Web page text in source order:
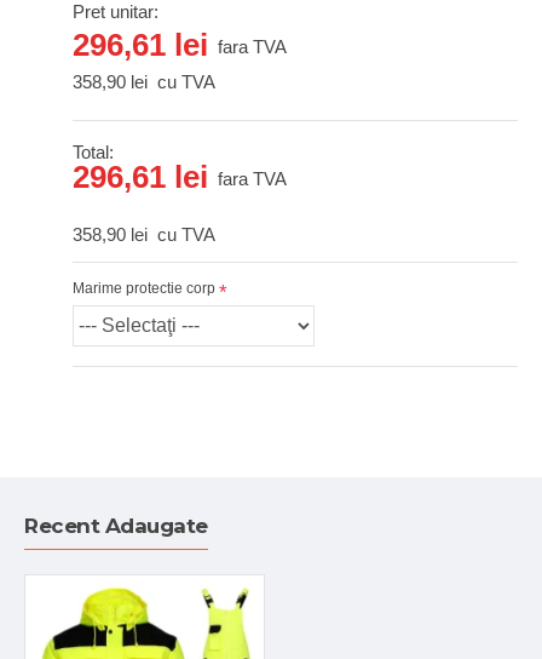
Pret unitar:
296,61 lei fara TVA
358,90 lei cu TVA
Total:
296,61 lei fara TVA
358,90 lei cu TVA
Marime protectie corp
Recent Adaugate